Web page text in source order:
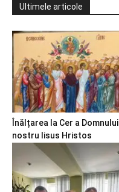
Ultimele articole
Înălțarea la Cer a Domnului
nostru Iisus Hristos